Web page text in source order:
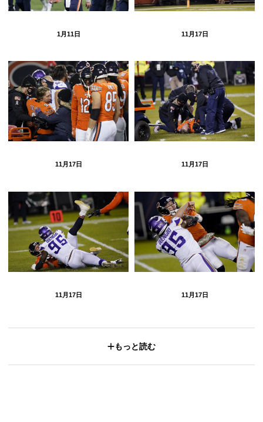
1月11日 11月17日
11月17日 11月17日
11月17日 11月17日
もっと読む